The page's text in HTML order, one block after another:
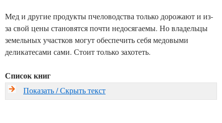
Мед и другие продукты пчеловодства только дорожают и из-
за свой цены становятся почти недосягаемы. Но владельцы
земельных участков могут обеспечить себя медовыми
деликатесами сами. Стоит только захотеть.
Список книг
Показать / Скрыть текст